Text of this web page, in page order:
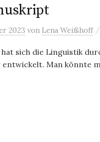
2023 von Lena Weißhoff /
sich die Linguistik
Man könnte